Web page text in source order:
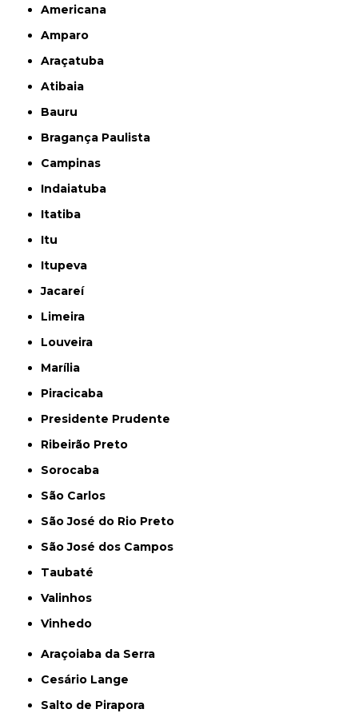
Americana
Amparo
Araçatuba
Atibaia
Bauru
Bragança Paulista
Campinas
Indaiatuba
Itatiba
Itu
Itupeva
Jacareí
Limeira
Louveira
Marília
Piracicaba
Presidente Prudente
Ribeirão Preto
Sorocaba
São Carlos
São José do Rio Preto
São José dos Campos
Taubaté
Valinhos
Vinhedo
Araçoiaba da Serra
Cesário Lange
Salto de Pirapora